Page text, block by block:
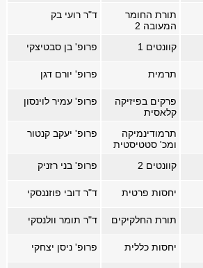
תורת החומר
המעובה 2
ד"ר רועי בק
קוונטים 1 פרופ' בן סבטיצקי
תרמית פרופ' יורם דגן
פרקים בפיזיקה
קלאסית
פרופ' עמיר לוינסון
תרמודינמיקה
ומכ' סטטיסטית
פרופ' יעקב קנטור
קוונטים 2 פרופ' בני רזניק
יחסות פרטית ד"ר דובי פוזננסקי
תורת החלקיקים ד"ר תומר וולנסקי
יחסות כללית פרופ' ניסן יצחקי